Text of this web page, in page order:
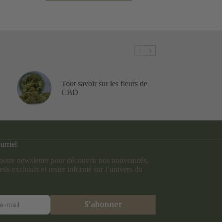
Tout savoir sur les fleurs de
CBD
newsletter pour découvrir nos nouveautés,
exclusifs et rester informé sur l’univers du
S'abonner